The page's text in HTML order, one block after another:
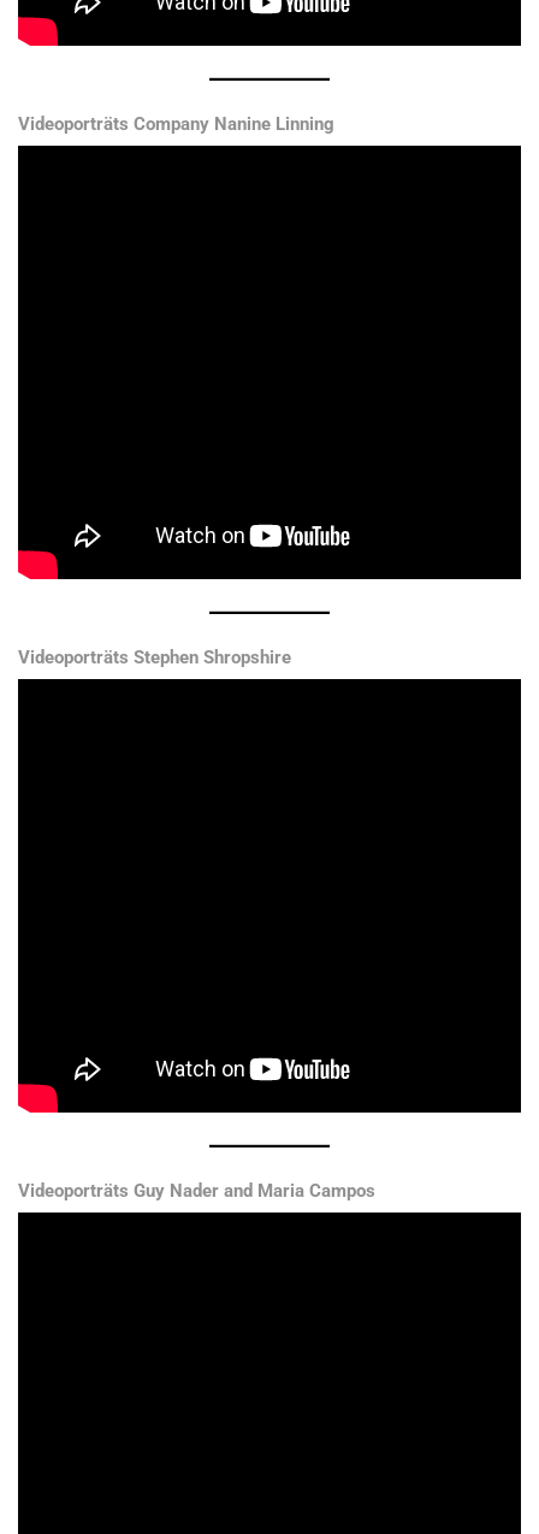
Videoporträts Company Nanine Linning
Videoporträts Stephen Shropshire
Videoporträts Guy Nader and Maria Campos